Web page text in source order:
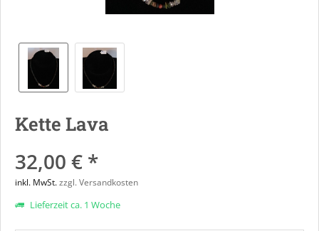
Kette Lava
32,00 € *
inkl. MwSt.zzgl. Versandkosten
Lieferzeit ca. 1 Woche